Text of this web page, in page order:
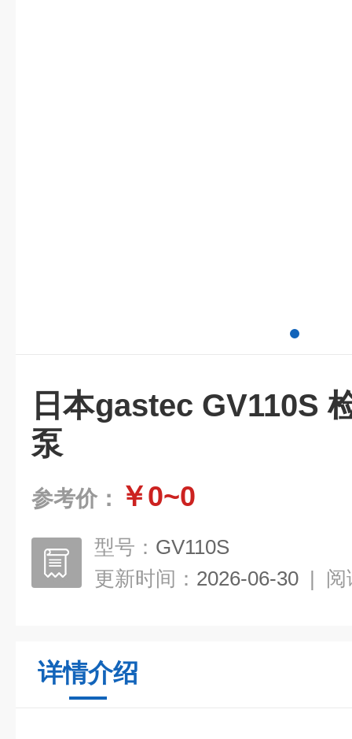
日本gastec GV110S
泵
参考价： ￥0~0
型号： GV110S
更新时间： 2026-06-30 | 阅
详情介绍